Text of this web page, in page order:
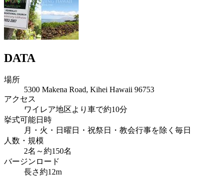
DATA
場所
5300 Makena Road, Kihei Hawaii 96753
アクセス
ワイレア地区より車で約10分
挙式可能日時
月・火・日曜日・祝祭日・教会行事を除く毎日
人数・規模
2名～約150名
バージンロード
長さ約12m